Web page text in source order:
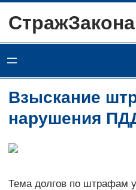
содержимому
СтражЗакона
Взыскание
нарушения
Тема долгов по штрафам